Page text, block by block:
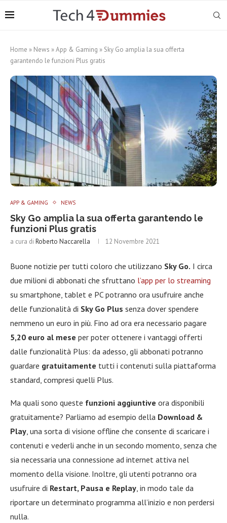
Home » News »App & Gaming » Sky Go amplia la sua offerta
garantendo le funzioni Plus gratis
APP & GAMING NEWS
Sky Go amplia la sua offerta garantendo le
funzioni Plus gratis
a cura di Roberto Naccarella 12 Novembre 2021
Buone notizie per tutti coloro che utilizzano Sky Go. I circa
due milioni di abbonati che sfruttano l’app per lo streaming
su smartphone, tablet e PC potranno ora usufruire anche
delle funzionalità di Sky Go Plus senza dover spendere
nemmeno un euro in più. Fino ad ora era necessario pagare
5,20 euro al mese per poter ottenere i vantaggi offerti
dalle funzionalità Plus: da adesso, gli abbonati potranno
guardare gratuitamente tutti i contenuti sulla piattaforma
standard, compresi quelli Plus.
Ma quali sono queste funzioni aggiuntive ora disponibili
gratuitamente? Parliamo ad esempio della Download &
Play , una sorta di visione offline che consente di scaricare i
contenuti e vederli anche in un secondo momento, senza che
sia necessaria una connessione ad internet attiva nel
momento della visione. Inoltre, gli utenti potranno ora
usufruire di Restart, Pausa e Replay , in modo tale da
riportare un determinato programma all’inizio e non perdersi
nulla.